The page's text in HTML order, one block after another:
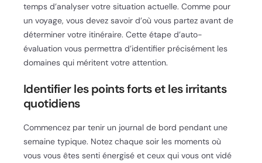
temps d’analyser votre situation actuelle. Comme pour
un voyage, vous devez savoir d’où vous partez avant de
déterminer votre itinéraire. Cette étape d’auto-
évaluation vous permettra d’identifier précisément les
domaines qui méritent votre attention.
Identifier les points forts et les irritants
quotidiens
Commencez par tenir un journal de bord pendant une
semaine typique. Notez chaque soir les moments où
vous vous êtes senti énergisé et ceux qui vous ont vidé